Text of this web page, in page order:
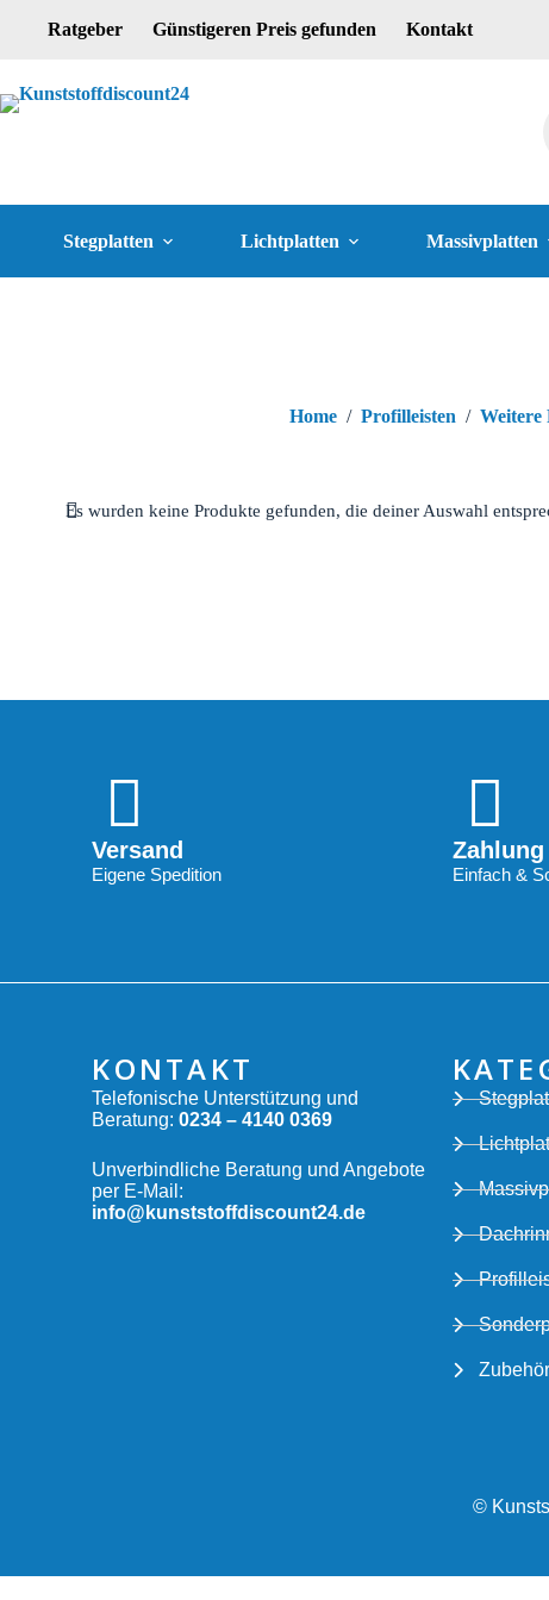
Ratgeber Günstigeren Preis gefunden Kontakt
Stegplatten Lichtplatten Massivplatten
Home / Profilleisten / Weitere
Es wurden keine Produkte gefunden, die deiner Auswahl
Versand
Eigene Spedition
Zahlung
Einfach &
KONTAKT
Telefonische Unterstützung und
Beratung: 0234 – 4140 0369
Unverbindliche Beratung und Angebote
per E-Mail:
info@kunststoffdiscount24.de
Zubehör
©